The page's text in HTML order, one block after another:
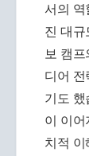
서의 역
진 대
보 캠
디어
기도
이 이
치적